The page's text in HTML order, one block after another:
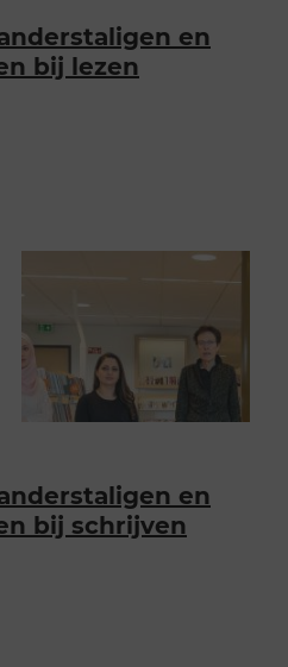
en
bij lezen
en
bij schrijven